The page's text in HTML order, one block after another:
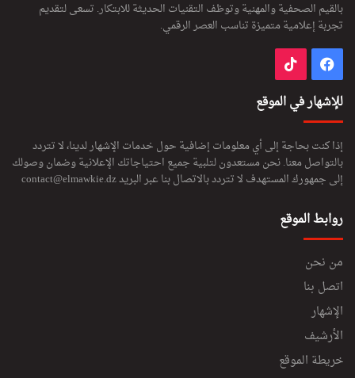
بالقيم الصحفية والمهنية وتوظف التقنيات الحديثة للابتكار. تسعى لتقديم
تجربة إعلامية متميزة تناسب العصر الرقمي.
فيسبوك
للإشهار في الموقع
إذا كنت بحاجة إلى أي معلومات إضافية حول خدمات الإشهار لدينا، لا تتردد
بالتواصل معنا. نحن مستعدون لتلبية جميع احتياجاتك الإعلانية وضمان وصولك
إلى جمهورك المستهدف لا تتردد بالاتصال بنا عبر البريدcontact@elmawkie.dz
روابط الموقع
من نحن
اتصل بنا
الإشهار
الأرشيف
خريطة الموقع